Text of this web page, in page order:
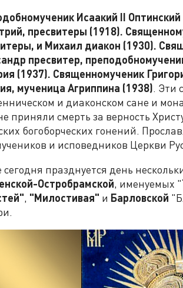
Исаакий II
пресвитеры (1918).
и Михаил диакон (1930).
пресвитер,
(1937). Священномученик
мученица Агриппина (1938). Эти
и диаконском сане и
приняли смерть за верность
богоборческих гонений.
и исповедников Церкви
сегодня празднуется день
Остробрамской, именуемых "
, "Милостивая" и Барловской